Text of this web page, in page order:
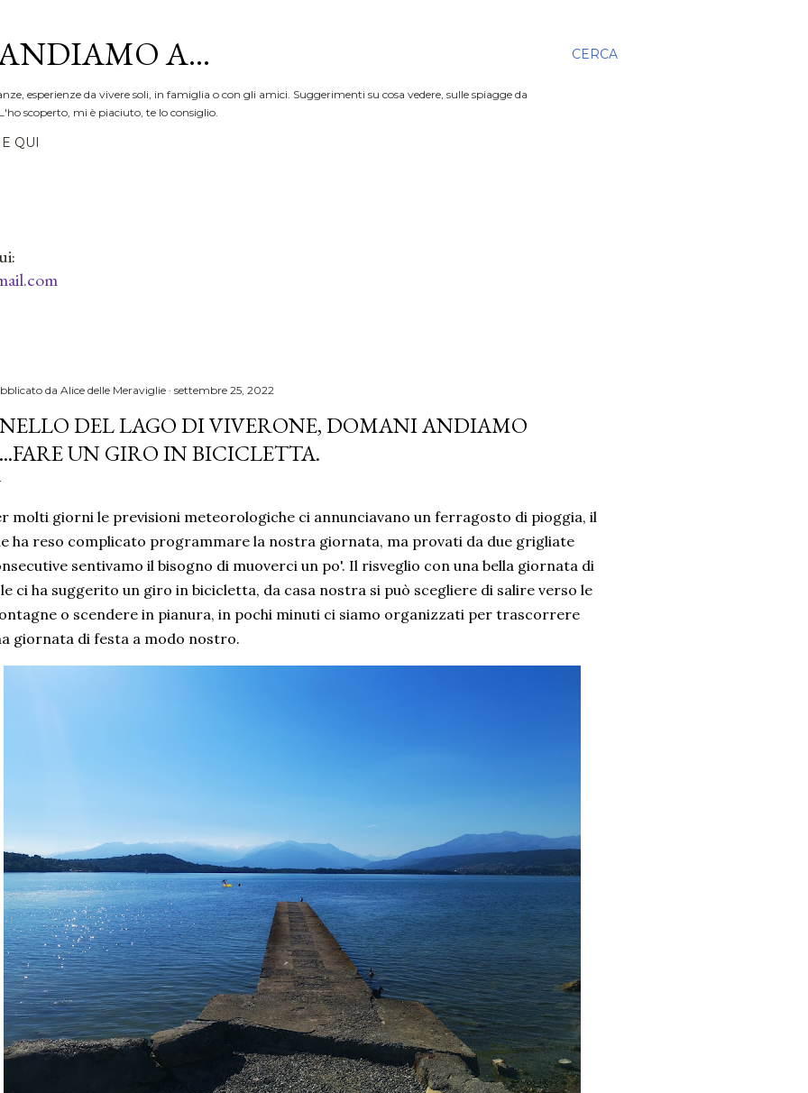
CERCA
A...
esperienze da vivere soli, in famiglia o con gli amici. Suggerimenti su cosa vedere, sulle spiagge da
scoperto, mi è piaciuto, te lo consiglio.
QUI
da Alice delle Meraviglie settembre 25, 2022
DEL LAGO DI VIVERONE, DOMANI ANDIAMO
UN GIRO IN BICICLETTA.
molti giorni le previsioni meteorologiche ci annunciavano un ferragosto di pioggia, il
ha reso complicato programmare la nostra giornata, ma provati da due grigliate
sentivamo il bisogno di muoverci un po'. Il risveglio con una bella giornata di
ci ha suggerito un giro in bicicletta, da casa nostra si può scegliere di salire verso le
o scendere in pianura, in pochi minuti ci siamo organizzati per trascorrere
giornata di festa a modo nostro.